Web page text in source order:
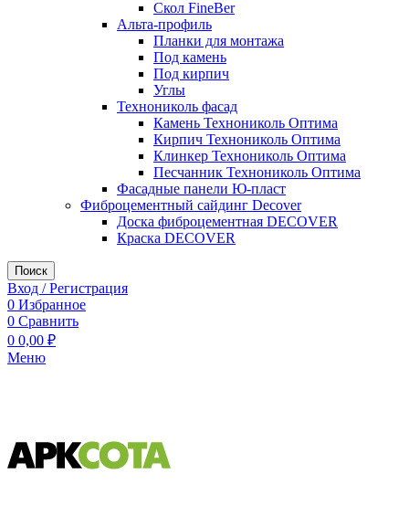
Скол FineBer
Альта-профиль
Планки для монтажа
Под камень
Под кирпич
Углы
Технониколь фасад
Камень Технониколь Оптима
Кирпич Технониколь Оптима
Клинкер Технониколь Оптима
Песчанник Технониколь Оптима
Фасадные панели Ю-пласт
Фиброцементный сайдинг Decover
Доска фиброцементная DECOVER
Краска DECOVER
Поиск
Вход / Регистрация
0 Избранное
0 Сравнить
0 0,00 ₽
Меню